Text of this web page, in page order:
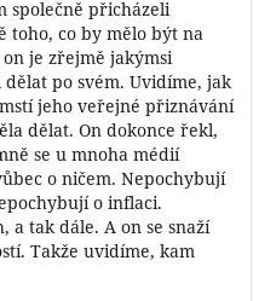
společně přicházeli
toho, co by mělo být na
je zřejmě jakýmsi
dělat po svém. Uvidíme, jak
jeho veřejné přiznávání
dělat. On dokonce řekl,
se u mnoha médií
o ničem. Nepochybují
o inflaci.
tak dále. A on se snaží
Takže uvidíme, kam